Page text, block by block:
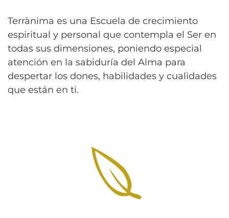
Terrànima es una Escuela de crecimiento
espiritual y personal que contempla el Ser en
todas sus dimensiones, poniendo especial
atención en la sabiduría del Alma para
despertar los dones, habilidades y cualidades
que están en ti.